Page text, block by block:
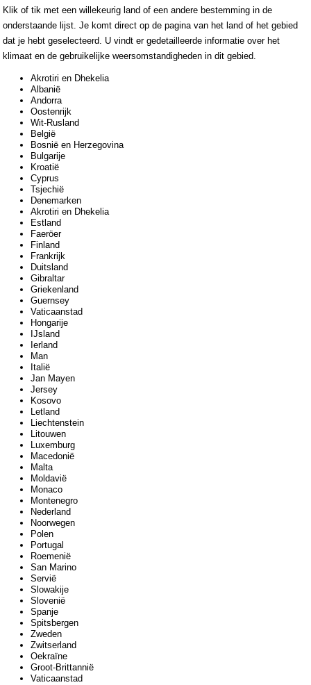
Klik of tik met een willekeurig land of een andere bestemming in de
onderstaande lijst. Je komt direct op de pagina van het land of het gebied
dat je hebt geselecteerd. U vindt er gedetailleerde informatie over het
klimaat en de gebruikelijke weersomstandigheden in dit gebied.
Akrotiri en Dhekelia
Albanië
Andorra
Oostenrijk
Wit-Rusland
België
Bosnië en Herzegovina
Bulgarije
Kroatië
Cyprus
Tsjechië
Denemarken
Akrotiri en Dhekelia
Estland
Faeröer
Finland
Frankrijk
Duitsland
Gibraltar
Griekenland
Guernsey
Vaticaanstad
Hongarije
IJsland
Ierland
Man
Italië
Jan Mayen
Jersey
Kosovo
Letland
Liechtenstein
Litouwen
Luxemburg
Macedonië
Malta
Moldavië
Monaco
Montenegro
Nederland
Noorwegen
Polen
Portugal
Roemenië
San Marino
Servië
Slowakije
Slovenië
Spanje
Spitsbergen
Zweden
Zwitserland
Oekraïne
Groot-Brittannië
Vaticaanstad